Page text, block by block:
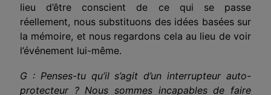
lieu d’être conscient de ce qui se passe
réellement, nous substituons des idées basées sur
la mémoire, et nous regardons cela au lieu de voir
l’événement lui-même.
G : Penses-tu qu’il s’agit d’un interrupteur auto-
protecteur ? Nous sommes incapables de faire